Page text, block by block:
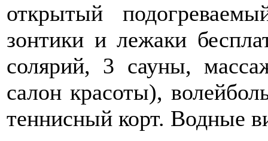
открытый
зонтики и лежаки
солярий, 3 сауны,
салон красоты),
теннисный корт. Водные